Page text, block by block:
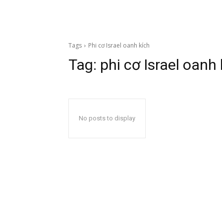
Tags Phi cơ Israel oanh kích
Tag: phi cơ Israel oanh
No posts to display